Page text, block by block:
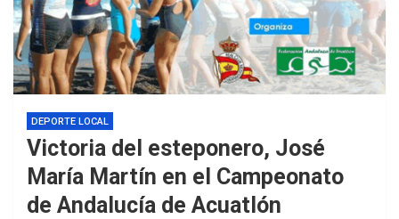
DEPORTE LOCAL
Victoria del esteponero, José
María Martín en el Campeonato
de Andalucía de Acuatlón